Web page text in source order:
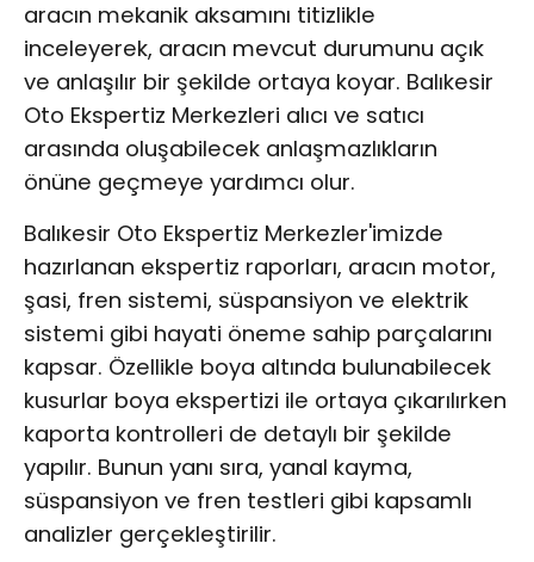
aracın mekanik aksamını titizlikle
inceleyerek, aracın mevcut durumunu açık
ve anlaşılır bir şekilde ortaya koyar. Balıkesir
Oto Ekspertiz Merkezleri alıcı ve satıcı
arasında oluşabilecek anlaşmazlıkların
önüne geçmeye yardımcı olur.
Balıkesir Oto Ekspertiz Merkezler'imizde
hazırlanan ekspertiz raporları, aracın motor,
şasi, fren sistemi, süspansiyon ve elektrik
sistemi gibi hayati öneme sahip parçalarını
kapsar. Özellikle boya altında bulunabilecek
kusurlar boya ekspertizi ile ortaya çıkarılırken
kaporta kontrolleri de detaylı bir şekilde
yapılır. Bunun yanı sıra, yanal kayma,
süspansiyon ve fren testleri gibi kapsamlı
analizler gerçekleştirilir.